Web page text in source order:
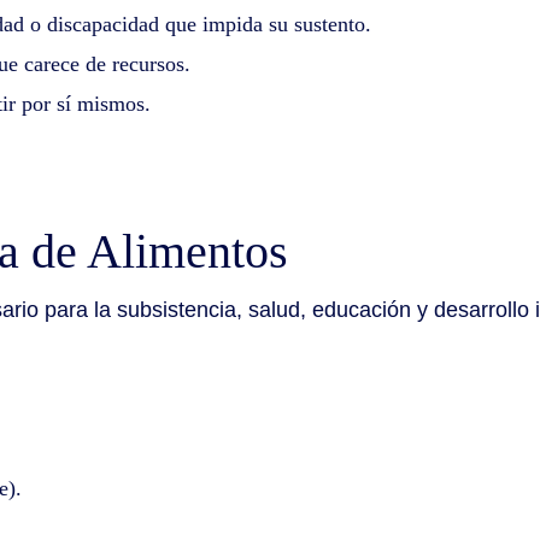
o discapacidad que impida su sustento.
carece de recursos.
por sí mismos.
de Alimentos
para la subsistencia, salud, educación y desarrollo